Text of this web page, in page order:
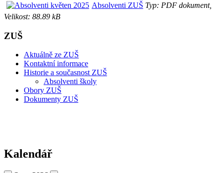
Absolventi ZUŠ Typ: PDF dokument,
Velikost: 88.89 kB
ZUŠ
Aktuálně ze ZUŠ
Kontaktní informace
Historie a současnost ZUŠ
Absolventi školy
Obory ZUŠ
Dokumenty ZUŠ
Kalendář